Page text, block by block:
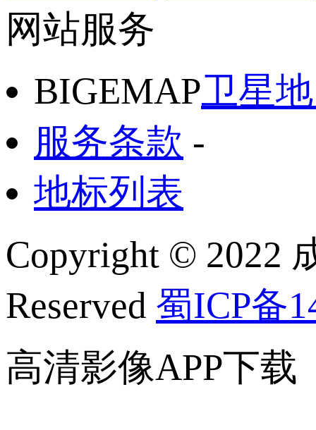
网站服务
BIGEMAP卫星
服务条款 -
地标列表
Copyright © 2022
Reserved 蜀ICP备
高清影像APP下载